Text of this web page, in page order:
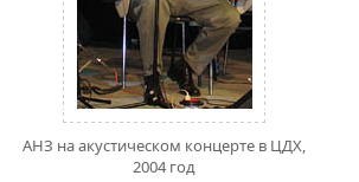
АНЗ на акустическом концерте в ЦДХ,
2004 год